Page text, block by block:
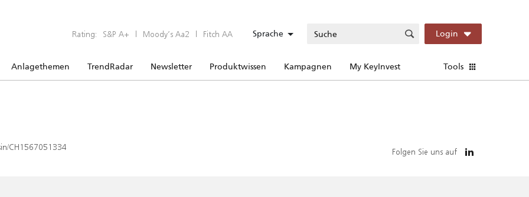
Rating: S&P A+ | Moody’s Aa2 | Fitch AA Sprache Login
Anlagethemen TrendRadar Newsletter Produktwissen Kampagnen My KeyInvest Tools
CH1567051334 Folgen Sie uns auf